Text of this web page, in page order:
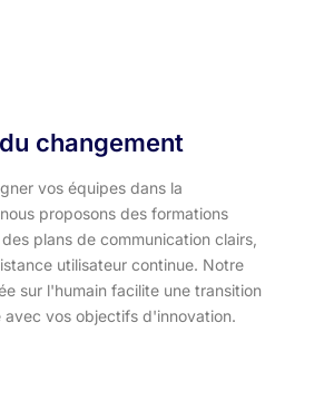
changement
vos équipes dans la
proposons des formations
plans de communication clairs,
utilisateur continue. Notre
sur l'humain facilite une transition
avec vos objectifs d'innovation.​